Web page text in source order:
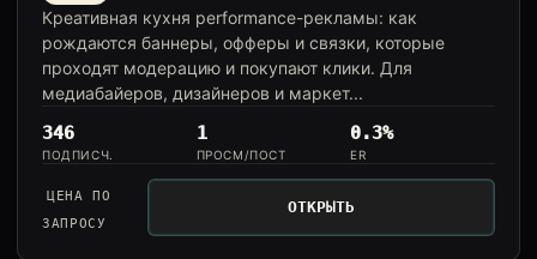
Креативная кухня performance-рекламы: как
рождаются баннеры, офферы и связки, которые
проходят модерацию и покупают клики. Для
медиабайеров, дизайнеров и маркет...
346
ПОДПИСЧ.
1
ПРОСМ/ПОСТ
0.3%
ER
ЦЕНА ПО
ЗАПРОСУ
ОТКРЫТЬ